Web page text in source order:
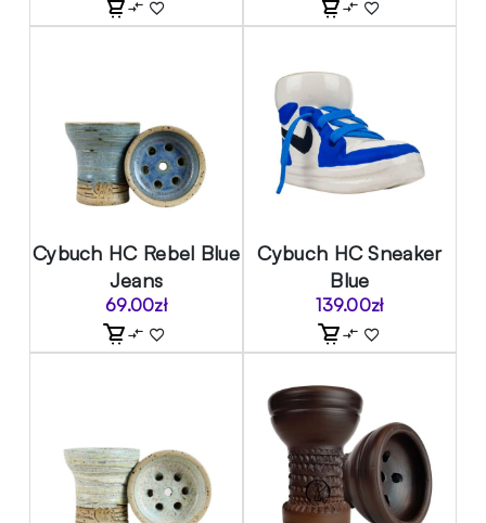
Cybuch HC Rebel Blue
Jeans
69.00zł
Cybuch HC Sneaker
Blue
139.00zł